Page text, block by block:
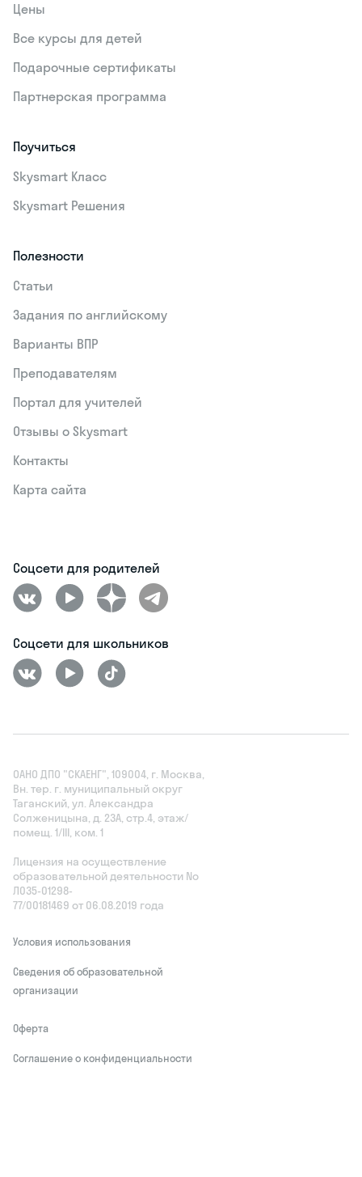
Цены
Все курсы для детей
Подарочные сертификаты
Партнерская программа
Поучиться
Skysmart Класс
Skysmart Решения
Полезности
Статьи
Задания по английскому
Варианты ВПР
Преподавателям
Портал для учителей
Отзывы о Skysmart
Контакты
Карта сайта
Соцсети для родителей
Соцсети для школьников
ОАНО ДПО "СКАЕНГ", 109004, г. Москва,
Вн. тер. г. муниципальный округ
Таганский, ул. Александра
Солженицына, д. 23А, стр.4, этаж/
помещ. 1/III, ком. 1
Лицензия на осуществление
образовательной деятельности No
Л035‑01298-
77/00181469 от 06.08.2019 года
Условия использования
Сведения об образовательной
организации
Оферта
Соглашение о конфиденциальности